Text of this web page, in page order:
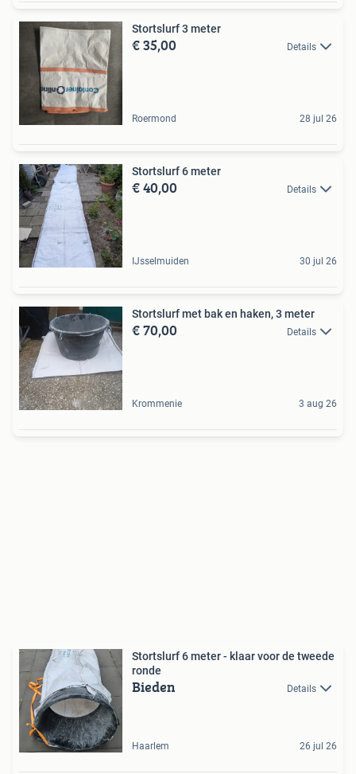
Stortslurf 3 meter
€ 35,00 Details
Roermond 28 jul 26
Stortslurf 6 meter
€ 40,00 Details
IJsselmuiden 30 jul 26
Stortslurf met bak en haken, 3 meter
€ 70,00 Details
Krommenie 3 aug 26
Stortslurf 6 meter - klaar voor de tweede
ronde
Bieden Details
Haarlem 26 jul 26